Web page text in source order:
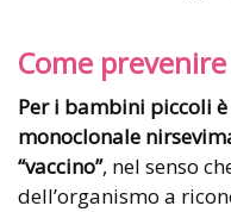
Come
Per i bambini piccoli
monoclonale
“vaccino”, nel senso
dell’organismo a